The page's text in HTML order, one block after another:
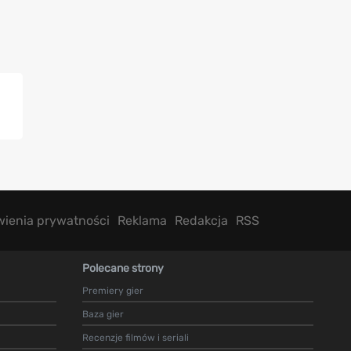
prywatności Reklama Redakcja RSS
Polecane strony
Premiery gier
Baza gier
Recenzje filmów i seriali